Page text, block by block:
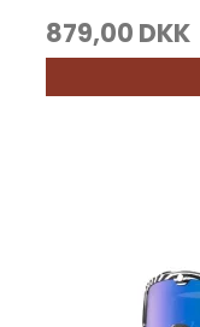
879,00 DKK